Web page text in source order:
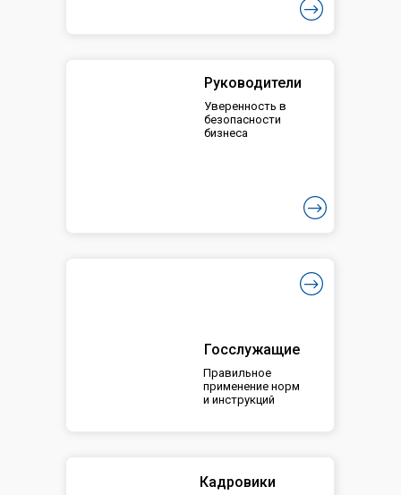
Госслужащие
Правильное
применение норм
и инструкций
Руководители
Уверенность в
безопасности
бизнеса
Кадровики